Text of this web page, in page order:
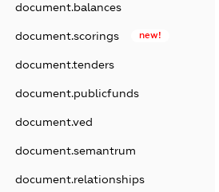
document.balances
document.scorings new!
document.tenders
document.publicfunds
document.ved
document.semantrum
document.relationships